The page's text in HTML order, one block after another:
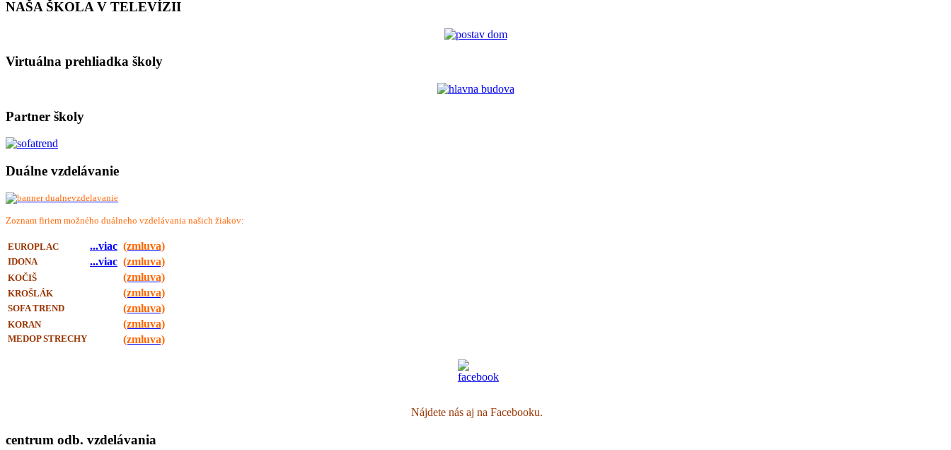
NAŠA ŠKOLA V TELEVÍZII
Virtuálna prehliadka školy
Partner školy
Duálne vzdelávanie
Zoznam firiem možného duálneho vzdelávania našich žiakov:
EUROPLAC ...viac (zmluva)
IDONA ...viac (zmluva)
KOČIŠ (zmluva)
KROŠLÁK (zmluva)
SOFA TREND (zmluva)
KORAN (zmluva)
MEDOP STRECHY (zmluva)
Nájdete nás aj na Facebooku.
centrum odb. vzdelávania